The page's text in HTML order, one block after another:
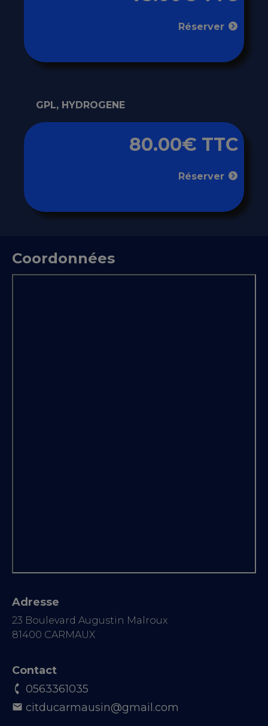
Réserver
GPL, HYDROGENE
80.00€ TTC
Réserver
Coordonnées
Adresse
23 Boulevard Augustin Malroux
81400 CARMAUX
Contact
0563361035
citducarmausin@gmail.com